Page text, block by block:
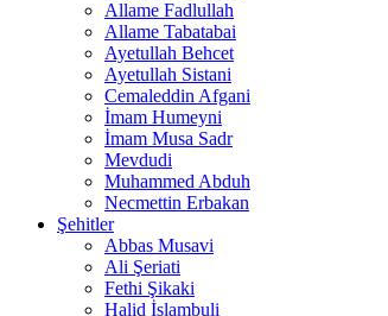
Allame Fadlullah
Allame Tabatabai
Ayetullah Behcet
Ayetullah Sistani
Cemaleddin Afgani
İmam Humeyni
İmam Musa Sadr
Mevdudi
Muhammed Abduh
Necmettin Erbakan
Şehitler
Abbas Musavi
Ali Şeriati
Fethi Şikaki
Halid İslambuli